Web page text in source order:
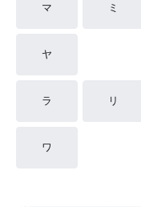
マ ミ
ヤ
ラ リ
ワ